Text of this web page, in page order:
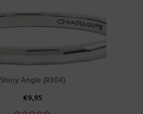
Shiny Angle (R304)
€9,95